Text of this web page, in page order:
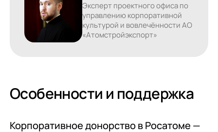
Эксперт проектного офиса по
управлению корпоративной
культурой и вовлечённости АО
«Атомстройэкспорт»
Особенности и поддержка
Корпоративное донорство в Росатоме —